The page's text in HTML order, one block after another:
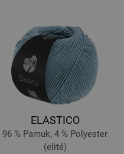
ELASTICO
96 % Pamuk, 4 % Polyester
(elité)